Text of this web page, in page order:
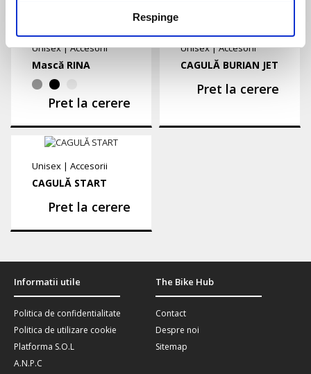
Respinge
Unisex|Accesorii
Mască RINA
Pret la cerere
Unisex|Accesorii
CAGULĂ BURIAN JET
Pret la cerere
Unisex | Accesorii
CAGULĂ START
Pret la cerere
Informatii utile
Politica de confidentialitate
Politica de utilizare cookie
Platforma S.O.L
A.N.P.C
The Bike Hub
Contact
Despre noi
Sitemap